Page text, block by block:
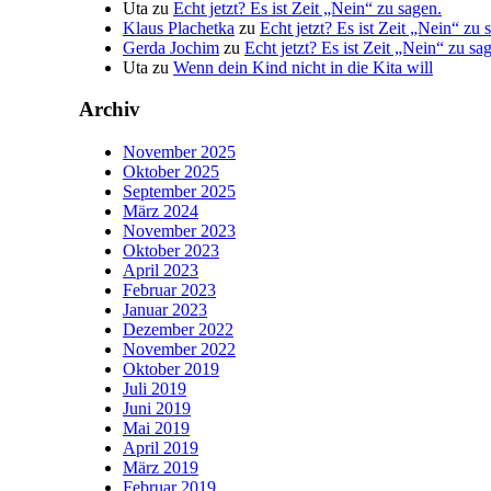
Uta zu Echt jetzt? Es ist Zeit „Nein“ zu sagen.
Klaus Plachetka zu Echt jetzt? Es ist Zeit „Nein“ zu
Gerda Jochim zu Echt jetzt? Es ist Zeit „Nein“ zu
Uta zu Wenn dein Kind nicht in die Kita will
Archiv
November 2025
Oktober 2025
September 2025
März 2024
November 2023
Oktober 2023
April 2023
Februar 2023
Januar 2023
Dezember 2022
November 2022
Oktober 2019
Juli 2019
Juni 2019
Mai 2019
April 2019
März 2019